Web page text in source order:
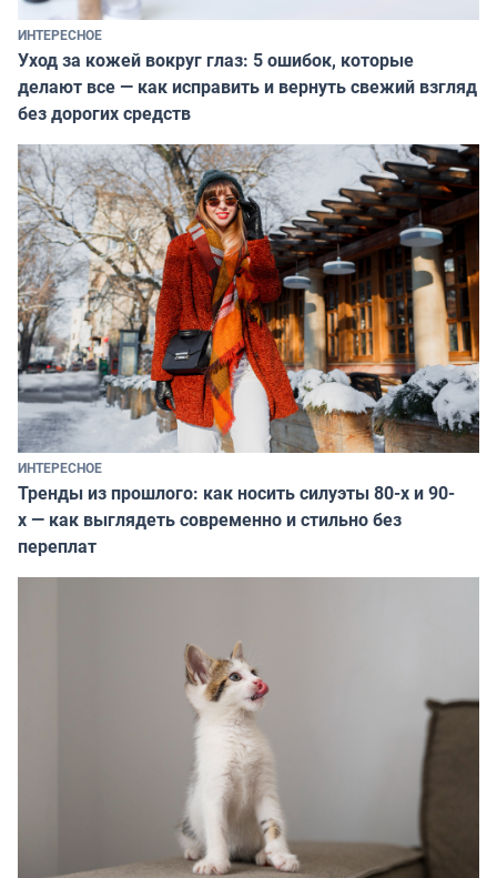
ИНТЕРЕСНОЕ
Уход за кожей вокруг глаз: 5 ошибок, которые
делают все — как исправить и вернуть свежий взгляд
без дорогих средств
ИНТЕРЕСНОЕ
Тренды из прошлого: как носить силуэты 80-х и 90-
х — как выглядеть современно и стильно без
переплат